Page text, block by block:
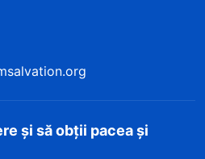
și să obții pacea și